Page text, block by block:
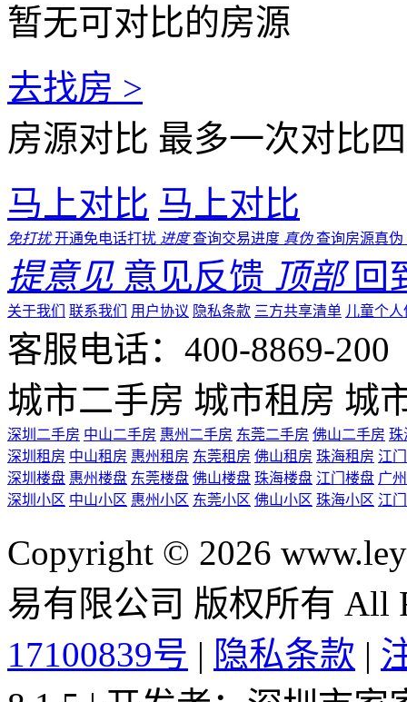
暂无可对比的房源
去找房 >
房源对比 最多一次对比
马上对比 马上对比
免打扰 开通免电话打扰 进度 查询交易进度 真伪 查询房源真伪
提意见 意见反馈 顶部 回
关于我们 联系我们 用户协议 隐私条款 三方共享清单 儿童个
客服电话：400-8869-200
城市二手房 城市租房 城
深圳二手房 中山二手房 惠州二手房 东莞二手房 佛山二手房 珠
深圳租房 中山租房 惠州租房 东莞租房 佛山租房 珠海租房 江
深圳楼盘 惠州楼盘 东莞楼盘 佛山楼盘 珠海楼盘 江门楼盘 广
深圳小区 中山小区 惠州小区 东莞小区 佛山小区 珠海小区 江
Copyright © 2026
易有限公司 版权所有 All
17100839号 | 隐私条款 |